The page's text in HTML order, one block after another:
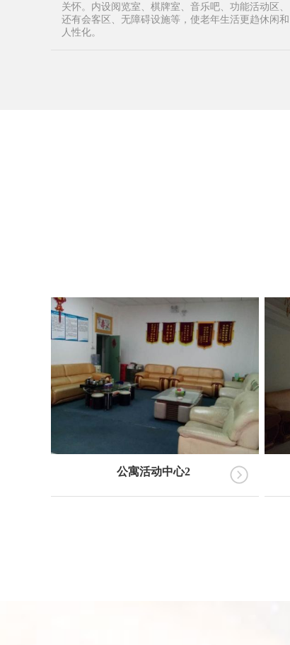
关怀。内设阅览室、棋牌室、音乐吧、功能活动区、
还有会客区、无障碍设施等，使老年生活更趋休闲和
人性化。
公寓活动中心2